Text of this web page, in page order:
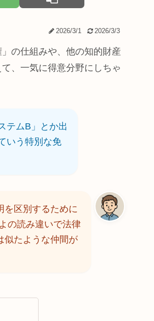
2026/3/1 2026/3/3
の仕組みや、他の知的財産
、一気に得意分野にしちゃ
テムB」とか出
いう特別な免
を区別するために
の読み違いで法律
似たような仲間が